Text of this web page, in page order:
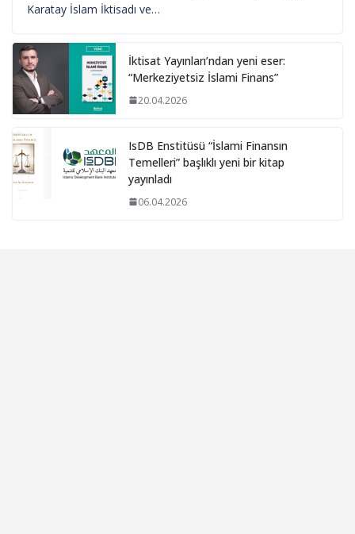
Karatay İslam İktisadı ve…
İktisat Yayınları’ndan yeni eser:
“Merkeziyetsiz İslami Finans”
20.04.2026
IsDB Enstitüsü “İslami Finansın
Temelleri” başlıklı yeni bir kitap
yayınladı
06.04.2026